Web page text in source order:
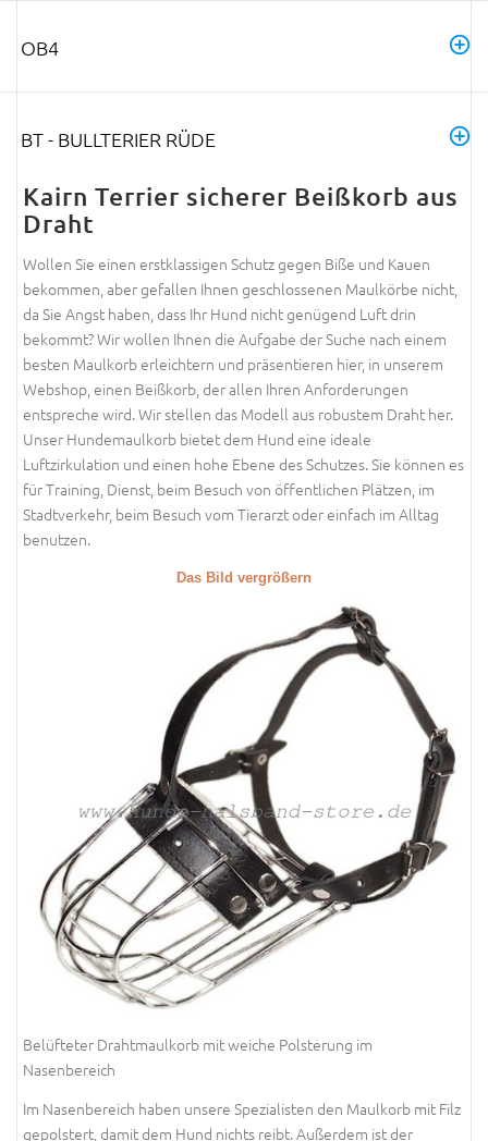
OB4
BT - BULLTERIER RÜDE
Kairn Terrier sicherer Beißkorb aus
Draht
Wollen Sie einen erstklassigen Schutz gegen Biße und Kauen
bekommen, aber gefallen Ihnen geschlossenen Maulkörbe nicht,
da Sie Angst haben, dass Ihr Hund nicht genügend Luft drin
bekommt? Wir wollen Ihnen die Aufgabe der Suche nach einem
besten Maulkorb erleichtern und präsentieren hier, in unserem
Webshop, einen Beißkorb, der allen Ihren Anforderungen
entspreche wird. Wir stellen das Modell aus robustem Draht her.
Unser Hundemaulkorb bietet dem Hund eine ideale
Luftzirkulation und einen hohe Ebene des Schutzes. Sie können es
für Training, Dienst, beim Besuch von öffentlichen Plätzen, im
Stadtverkehr, beim Besuch vom Tierarzt oder einfach im Alltag
benutzen.
Das Bild vergrößern
Belüfteter Drahtmaulkorb mit weiche Polsterung im
Nasenbereich
Im Nasenbereich haben unsere Spezialisten den Maulkorb mit Filz
gepolstert, damit dem Hund nichts reibt. Außerdem ist der